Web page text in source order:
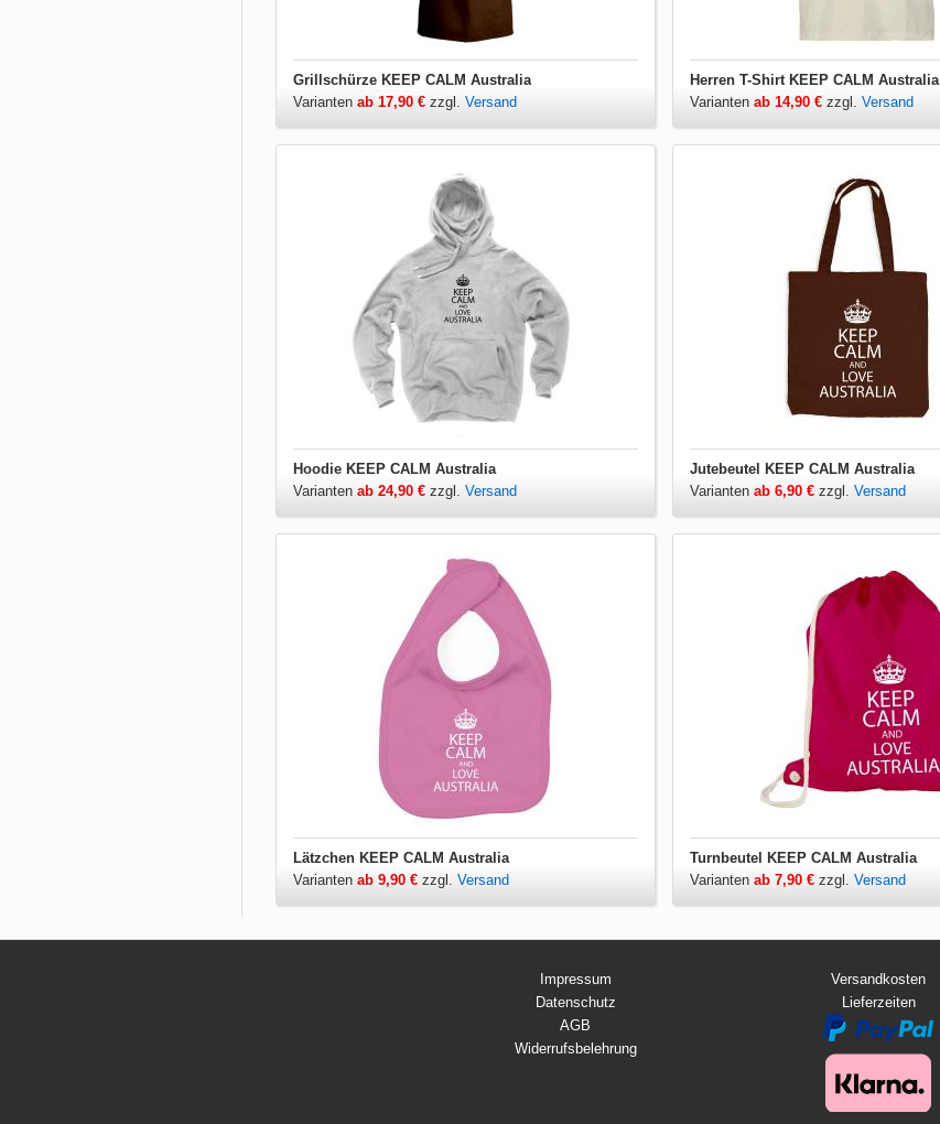
Grillschürze KEEP CALM Australia
Varianten ab 17,90 € zzgl. Versand
Herren T-Shirt KEEP CALM Australia
Varianten ab 14,90 €zzgl. Versand
Hoodie KEEP CALM Australia
Varianten ab 24,90 € zzgl. Versand
Jutebeutel KEEP CALM Australia
Varianten ab 6,90 €zzgl. Versand
Lätzchen KEEP CALM Australia
Varianten ab 9,90 € zzgl. Versand
Turnbeutel KEEP CALM Australia
Varianten ab 7,90 €zzgl. Versand
Impressum
Datenschutz
AGB
Widerrufsbelehrung
Versandkosten
Lieferzeiten